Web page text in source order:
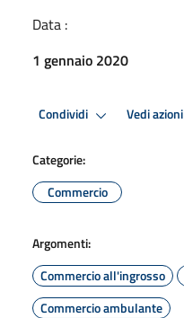
Data :
1 gennaio 2020
Condividi Vedi azioni
Categorie:
Commercio
Argomenti:
Commercio all'ingrosso
Commercio ambulante